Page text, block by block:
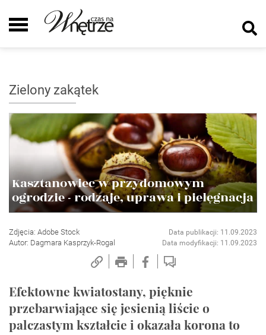
Zielony zakątek
Kasztanowiec w przydomowym
ogrodzie - rodzaje, uprawa i pielęgnacja
Zdjęcia: Adobe Stock
Autor: Dagmara Kasprzyk-Rogal
Data publikacji: 11.09.2023
Data modyfikacji: 11.09.2023
Efektowne kwiatostany, pięknie
przebarwiające się jesienią liście o
palczastym kształcie i okazała korona to